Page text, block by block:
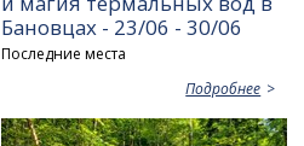
Бановцах - 23/06 - 30/06
Последние места
Подробнее